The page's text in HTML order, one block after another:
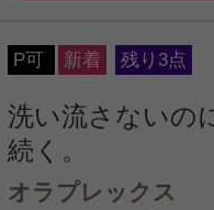
P可 新着 残り3点
洗い流さないの
続く。
オラプレックス